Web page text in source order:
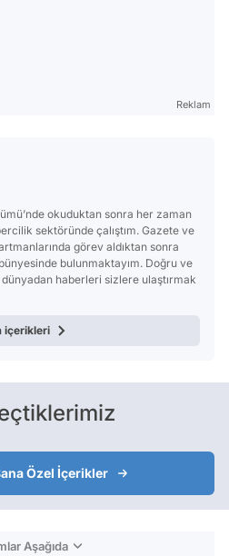
Reklam
okuduktan sonra her zaman
sektöründe çalıştım. Gazete ve
görev aldıktan sonra
bulunmaktayım. Doğru ve
haberleri sizlere ulaştırmak
içerikleri
Özel İçerikler
Aşağıda